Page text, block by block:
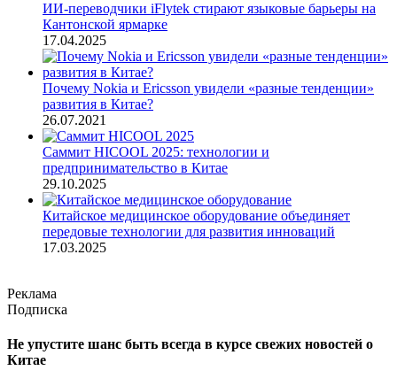
ИИ-переводчики iFlytek стирают языковые барьеры на
Кантонской ярмарке
17.04.2025
Почему Nokia и Ericsson увидели «разные тенденции»
развития в Китае?
26.07.2021
Саммит HICOOL 2025: технологии и
предпринимательство в Китае
29.10.2025
Китайское медицинское оборудование объединяет
передовые технологии для развития инноваций
17.03.2025
Реклама
Подписка
Не упустите шанс быть всегда в курсе свежих новостей о
Китае